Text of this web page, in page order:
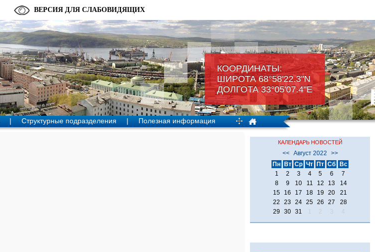
КООРДИНАТЫ:
ШИРОТА 68°58'22.3"N
ДОЛГОТА 33°05'07.4"Е
ВЕРСИЯ ДЛЯ СЛАБОВИДЯЩИХ
| Структурные подразделения | Полезная информация
КАЛЕНДАРЬ НОВОСТЕЙ
<< Август 2022
>>
Пн
Вт Ср Чт Пт Сб
Вс
1
2 3 4 5 6
7
8
9 10 11 12 13
14
15
16 17 18 19 20
21
22
23 24 25 26 27
28
29
30 31 1 2 3 4